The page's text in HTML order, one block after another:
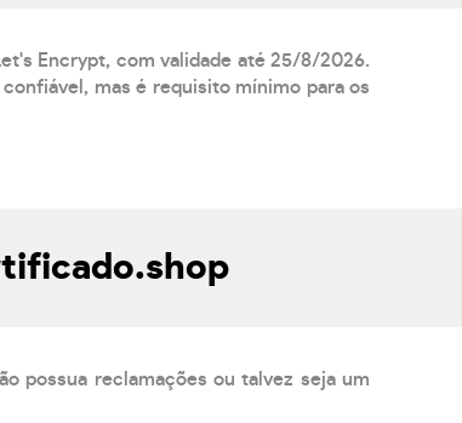
Encrypt, com validade até 25/8/2026.
mas é requisito mínimo para os
possua reclamações ou talvez seja um